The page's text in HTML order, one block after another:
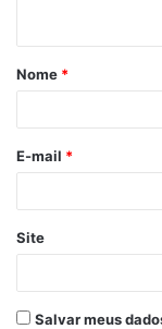
á
r
*
Nome *
E-mail *
Site
Salvar meus